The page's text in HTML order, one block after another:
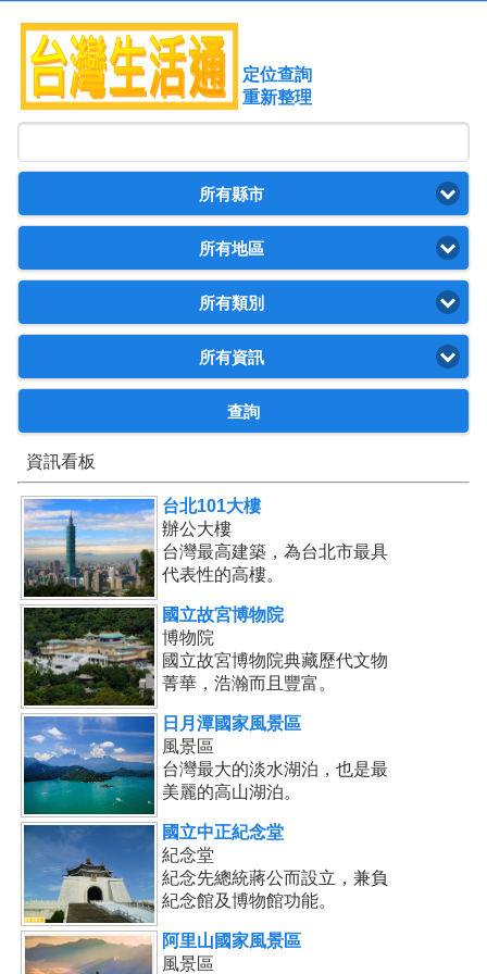
定位查詢
重新整理
所有縣市
所有地區
所有類別
所有資訊
查詢
資訊看板
台北101大樓
辦公大樓
台灣最高建築，為台北市最具
代表性的高樓。
國立故宮博物院
博物院
國立故宮博物院典藏歷代文物
菁華，浩瀚而且豐富。
日月潭國家風景區
風景區
台灣最大的淡水湖泊，也是最
美麗的高山湖泊。
國立中正紀念堂
紀念堂
紀念先總統蔣公而設立，兼負
紀念館及博物館功能。
阿里山國家風景區
風景區